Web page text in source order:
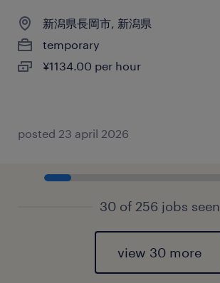
新潟県長岡市, 新潟県
temporary
¥1134.00 per hour
posted 23 april 2026
30 of 256 jobs seen
view 30 more